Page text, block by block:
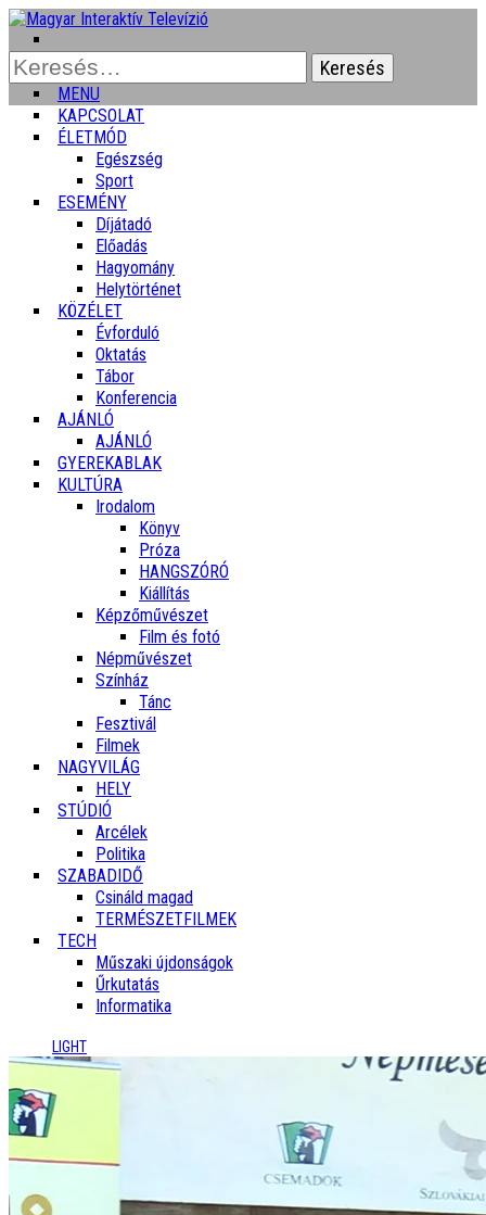
Keresés:
MENU
KAPCSOLAT
ÉLETMÓD
Egészség
Sport
ESEMÉNY
Díjátadó
Előadás
Hagyomány
Helytörténet
KÖZÉLET
Évforduló
Oktatás
Tábor
Konferencia
AJÁNLÓ
AJÁNLÓ
GYEREKABLAK
KULTÚRA
Irodalom
Könyv
Próza
HANGSZÓRÓ
Kiállítás
Képzőművészet
Film és fotó
Népművészet
Színház
Tánc
Fesztivál
Filmek
NAGYVILÁG
HELY
STÚDIÓ
Arcélek
Politika
SZABADIDŐ
Csináld magad
TERMÉSZETFILMEK
TECH
Műszaki újdonságok
Űrkutatás
Informatika
LIGHT